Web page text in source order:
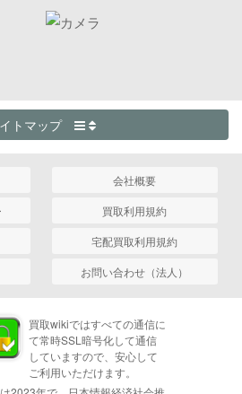
トマップ
会社概要
買取利用規約
宅配買取利用規約
お問い合わせ（法人）
買取wikiではすべての通信に
て常時SSL暗号化して通信
していますので、安心して
ご利用いただけます。